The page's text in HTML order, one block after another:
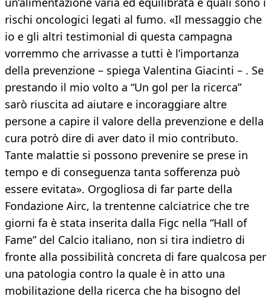
rischi oncologici legati al fumo. «Il messaggio che
io e gli altri testimonial di questa campagna
vorremmo che arrivasse a tutti è l’importanza
della prevenzione – spiega Valentina Giacinti – . Se
prestando il mio volto a “Un gol per la ricerca”
sarò riuscita ad aiutare e incoraggiare altre
persone a capire il valore della prevenzione e della
cura potrò dire di aver dato il mio contributo.
Tante malattie si possono prevenire se prese in
tempo e di conseguenza tanta sofferenza può
essere evitata». Orgogliosa di far parte della
Fondazione Airc, la trentenne calciatrice che tre
giorni fa è stata inserita dalla Figc nella “Hall of
Fame” del Calcio italiano, non si tira indietro di
fronte alla possibilità concreta di fare qualcosa per
una patologia contro la quale è in atto una
mobilitazione della ricerca che ha bisogno del